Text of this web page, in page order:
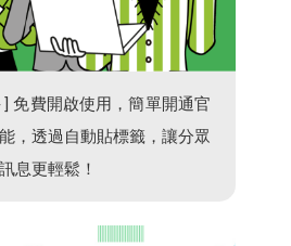
免費開啟使用，簡單開通官
，透過自動貼標籤，讓分眾
息更輕鬆！